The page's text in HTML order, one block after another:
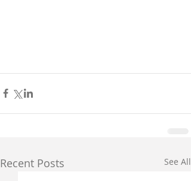
Recent Posts See All